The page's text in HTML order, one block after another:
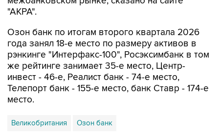
Озон банк по итогам второго квартала 2026
рэнкинге "Интерфакс-100", Росэксимбанк в том
же рейтинге занимает 35-е место, Центр-
инвест - 46-е, Реалист банк - 74-е место,
Телепорт банк - 155-е место, банк Ставр - 174-е
место.
Великобритания